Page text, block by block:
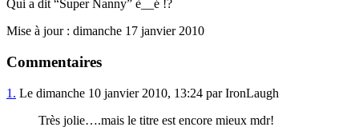
Qui a dit “Super Nanny” è__é !?
Mise à jour : dimanche 17 janvier 2010
Commentaires
1. Le dimanche 10 janvier 2010, 13:24 par IronLaugh
Très jolie….mais le titre est encore mieux mdr!